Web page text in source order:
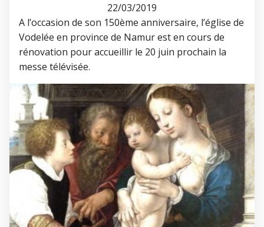
22/03/2019
A l’occasion de son 150ème anniversaire, l’église de
Vodelée en province de Namur est en cours de
rénovation pour accueillir le 20 juin prochain la
messe télévisée.